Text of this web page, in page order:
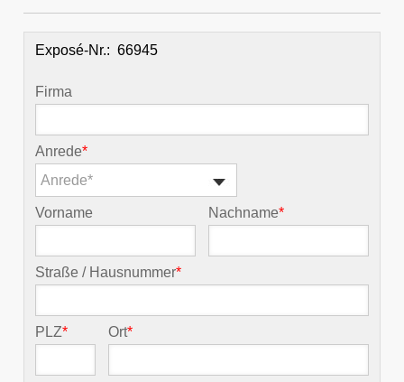
Exposé-Nr.:
Firma
Anrede*
Anrede*
Vorname Nachname*
Straße / Hausnummer*
PLZ* Ort*